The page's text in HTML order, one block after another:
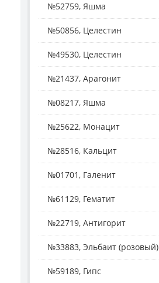
№52759, Яшма
№50856, Целестин
№49530, Целестин
№21437, Арагонит
№08217, Яшма
№25622, Монацит
№28516, Кальцит
№01701, Галенит
№61129, Гематит
№22719, Антигорит
№33883, Эльбаит (розовый)
№59189, Гипс